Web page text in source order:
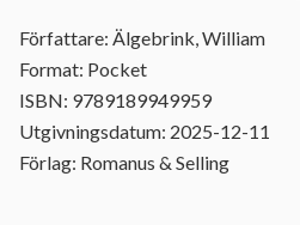
Författare: Älgebrink, William
Format: Pocket
ISBN: 9789189949959
Utgivningsdatum: 2025-12-11
Förlag: Romanus & Selling